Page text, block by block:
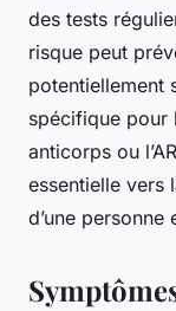
des tests
risque peut
potentiellement
spécifique pour
anticorps ou
essentielle vers
d’une